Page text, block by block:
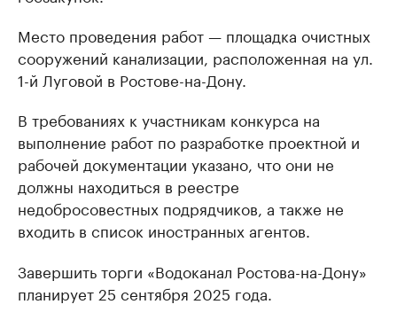
Место проведения работ — площадка очистных
сооружений канализации, расположенная на ул.
1-й Луговой в Ростове-на-Дону.
В требованиях к участникам конкурса на
выполнение работ по разработке проектной и
рабочей документации указано, что они не
должны находиться в реестре
недобросовестных подрядчиков, а также не
входить в список иностранных агентов.
Завершить торги «Водоканал Ростова-на-Дону»
планирует 25 сентября 2025 года.